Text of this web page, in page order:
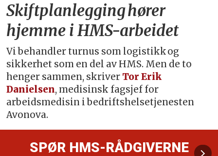
Skiftplanlegging hører
hjemme i HMS-arbeidet
Vi behandler turnus som logistikk og
sikkerhet som en del av HMS. Men de to
henger sammen, skriver Tor Erik
Danielsen, medisinsk fagsjef for
arbeidsmedisin i bedriftshelsetjenesten
Avonova.
SPØR HMS-RÅDGIVERNE